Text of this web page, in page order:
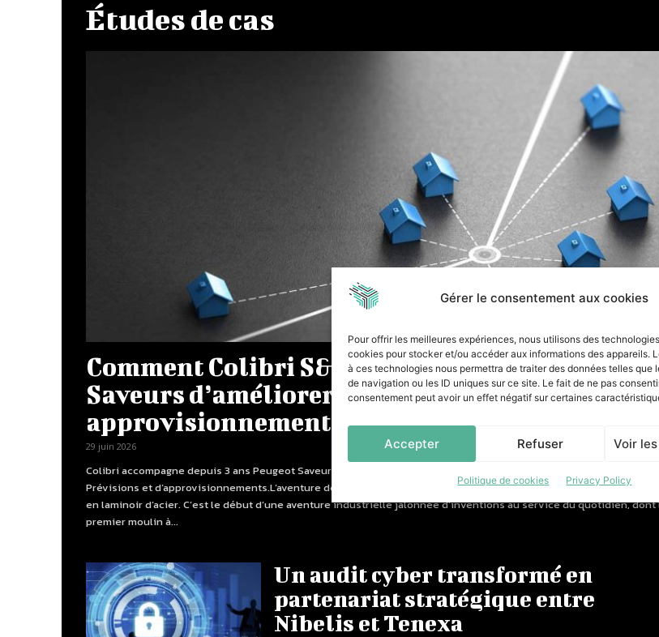
Gérer le consentement aux cookies
Pour offrir les meilleures expériences, nous utilisons des
cookies pour stocker et/ou accéder aux informations des appareils.
à ces technologies nous permettra de traiter des données telles que
de navigation ou les ID uniques sur ce site. Le fait de ne pas
consentement peut avoir un effet négatif sur certaines
Accepter Refuser Voir
Politique de cookies Privacy Policy
Études de cas
Comment Colibri S&OP a permis à Peugeot
Saveurs d’améliorer sa gestion des
approvisionnements
29 juin 2026
Colibri accompagne depuis 3 ans Peugeot Saveurs dans son projet de modernisation de ses opérations de
Prévisions et d’approvisionnements.L’aventure débute au début du 19ème avec un moulin traditionnel transformé
en laminoir d’acier. C’est le début d’une aventure industrielle jalonnée d’inventions au service du quotidien, dont
premier moulin à...
Un audit cyber transformé en
partenariat stratégique entre
Nibelis et Tenexa